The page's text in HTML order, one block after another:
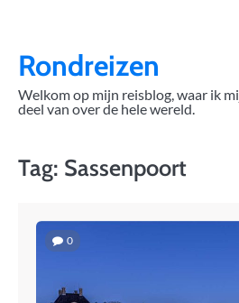
contentRondreizen
Welkom op mijn reisblog, waar ik
deel van over de hele wereld.
Tag: Sassenpoort
0